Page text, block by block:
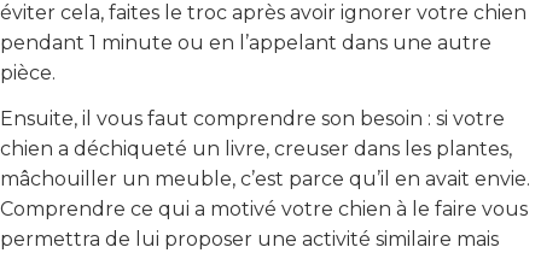
éviter cela, faites le troc après avoir ignorer votre chien
pendant 1 minute ou en l’appelant dans une autre
pièce.
Ensuite, il vous faut comprendre son besoin : si votre
chien a déchiqueté un livre, creuser dans les plantes,
mâchouiller un meuble, c’est parce qu’il en avait envie.
Comprendre ce qui a motivé votre chien à le faire vous
permettra de lui proposer une activité similaire mais